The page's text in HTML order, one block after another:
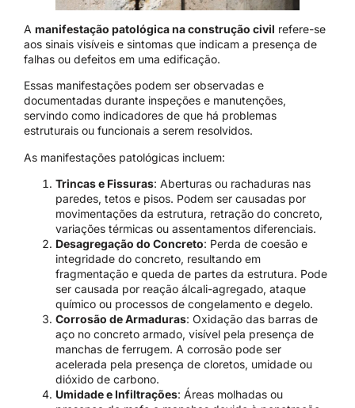
A manifestação patológica na construção civil refere-se
aos sinais visíveis e sintomas que indicam a presença de
falhas ou defeitos em uma edificação.
Essas manifestações podem ser observadas e
documentadas durante inspeções e manutenções,
servindo como indicadores de que há problemas
estruturais ou funcionais a serem resolvidos.
As manifestações patológicas incluem:
Trincas e Fissuras: Aberturas ou rachaduras nas
paredes, tetos e pisos. Podem ser causadas por
movimentações da estrutura, retração do concreto,
variações térmicas ou assentamentos diferenciais.
Desagregação do Concreto: Perda de coesão e
integridade do concreto, resultando em
fragmentação e queda de partes da estrutura. Pode
ser causada por reação álcali-agregado, ataque
químico ou processos de congelamento e degelo.
Corrosão de Armaduras: Oxidação das barras de
aço no concreto armado, visível pela presença de
manchas de ferrugem. A corrosão pode ser
acelerada pela presença de cloretos, umidade ou
dióxido de carbono.
Umidade e Infiltrações: Áreas molhadas ou